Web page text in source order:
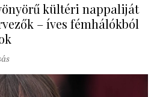
kültéri nappaliját
– íves fémhálókból